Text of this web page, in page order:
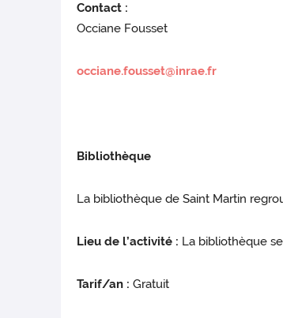
Contact :
Occiane Fousset
occiane.fousset@inrae.fr
Bibliothèque
La bibliothèque de Saint Martin
Lieu de l’activité : La bibliothèque
Tarif/an :Gratuit